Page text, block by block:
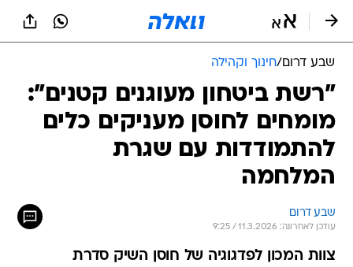
שבע דרום/חינוך וקהילה
"רשת ביטחון מעוגנים קטנים":
מומחים לחוסן מעניקים כלים
להתמודדות עם שגרת
המלחמה
שבע דרום
עודכן לאחרונה: 11.3.2026 / 9:25
צוות המכון לפדגוגיה של חוסן השיק סדרת